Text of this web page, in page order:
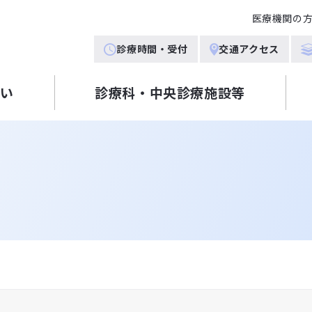
医療機関の
診療時間・受付 交通アクセス
診療科・中央診療施設等